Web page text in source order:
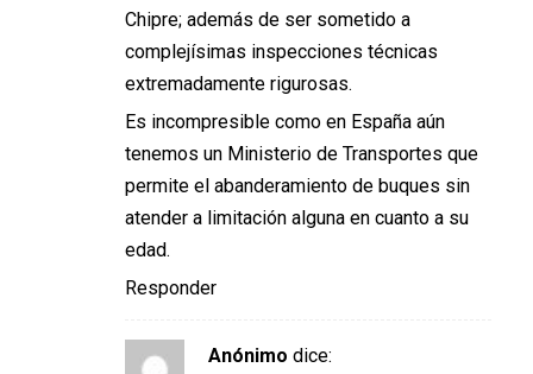
Chipre; además de ser sometido a
complejísimas inspecciones técnicas
extremadamente rigurosas.
Es incompresible como en España aún
tenemos un Ministerio de Transportes que
permite el abanderamiento de buques sin
atender a limitación alguna en cuanto a su
edad.
Responder
Anónimo dice: